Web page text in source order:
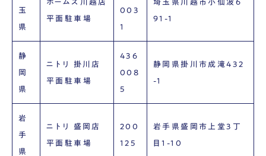
玉
県
ホームズ川越店
平面駐車場
003
1
埼玉県川越市小仙波6
91-1
静
岡
県
ニトリ 掛川店
平面駐車場
436
008
5
静岡県掛川市成滝432
-1
岩
手
県
ニトリ 盛岡店
平面駐車場
200
125
岩手県盛岡市上堂3丁
目1-10